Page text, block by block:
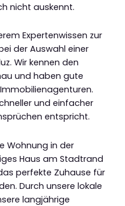
nicht auskennt.
Expertenwissen zur
der Auswahl einer
Wir kennen den
und haben gute
und einfacher
entspricht.
Wohnung in der
Haus am Stadtrand
perfekte Zuhause für
Durch unsere lokale
langjährige